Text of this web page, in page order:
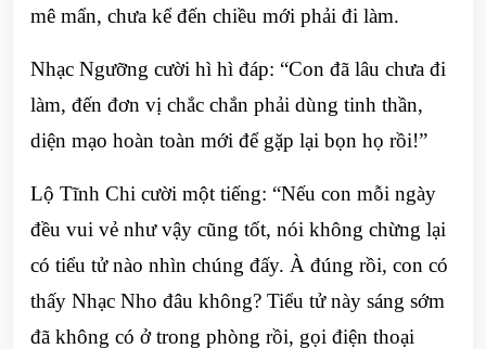
mê mẩn, chưa kể đến chiều mới phải đi làm.
Nhạc Ngưỡng cười hì hì đáp: “Con đã lâu chưa đi
làm, đến đơn vị chắc chắn phải dùng tinh thần,
diện mạo hoàn toàn mới để gặp lại bọn họ rồi!”
Lộ Tĩnh Chi cười một tiếng: “Nếu con mỗi ngày
đều vui vẻ như vậy cũng tốt, nói không chừng lại
có tiểu tử nào nhìn chúng đấy. À đúng rồi, con có
thấy Nhạc Nho đâu không? Tiểu tử này sáng sớm
đã không có ở trong phòng rồi, gọi điện thoại